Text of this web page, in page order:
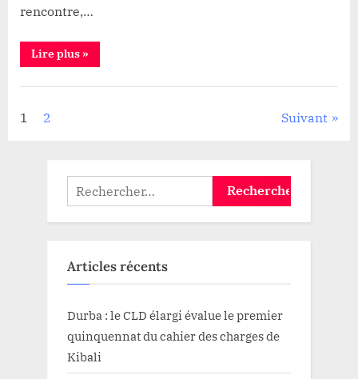
l’implication
processus
de
rencontre,…
Lire plus“Journée
internationale
droits
de
l’AVRP
appelle
à
l’implication
le
processus
de
»
Pagination
publications
1 2 Suivant
Rechercher :
Articles récents
Durba : le CLD élargi évalue le premier
quinquennat du cahier des charges de
Kibali